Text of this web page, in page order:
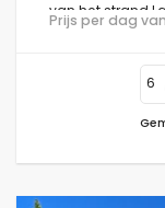
van het strand
Prijs per dag
6